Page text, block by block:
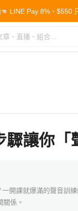
LINE Pay 8%、$550
驟讓你「
開課就爆滿的聲音訓
係。